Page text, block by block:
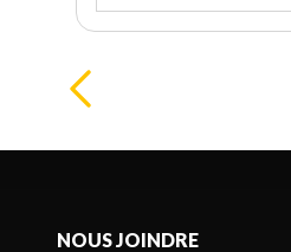
NOUS JOINDRE